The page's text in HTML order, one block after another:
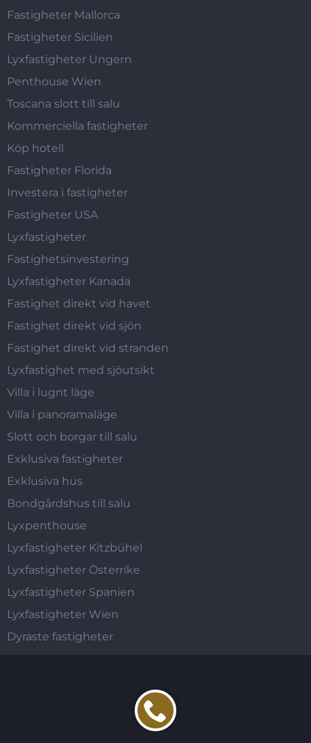
Fastigheter Mallorca
Fastigheter Sicilien
Lyxfastigheter Ungern
Penthouse Wien
Toscana slott till salu
Kommerciella fastigheter
Köp hotell
Fastigheter Florida
Investera i fastigheter
Fastigheter USA
Lyxfastigheter
Fastighetsinvestering
Lyxfastigheter Kanada
Fastighet direkt vid havet
Fastighet direkt vid sjön
Fastighet direkt vid stranden
Lyxfastighet med sjöutsikt
Villa i lugnt läge
Villa i panoramaläge
Slott och borgar till salu
Exklusiva fastigheter
Exklusiva hus
Bondgårdshus till salu
Lyxpenthouse
Lyxfastigheter Kitzbühel
Lyxfastigheter Österrike
Lyxfastigheter Spanien
Lyxfastigheter Wien
Dyraste fastigheter